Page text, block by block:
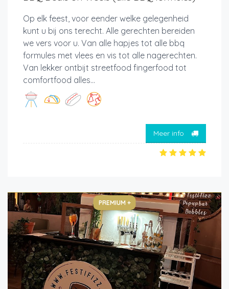
Op elk feest, voor eender welke gelegenheid
kunt u bij ons terecht. Alle gerechten bereiden
we vers voor u. Van alle hapjes tot alle bbq
formules met vlees en vis tot alle nagerechten.
Van lekker ontbijt streetfood fingerfood tot
comfortfood alles...
Meer info
PREMIUM +